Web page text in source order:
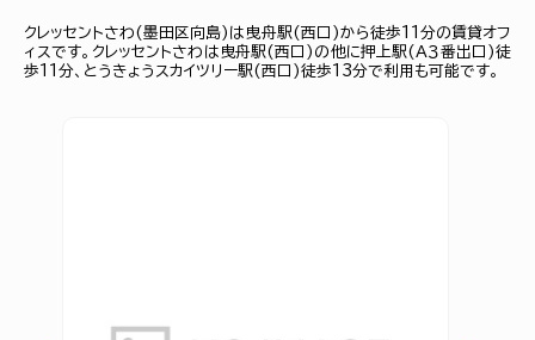
クレッセントさわ(墨田区向島)は曳舟駅(西口)から徒歩11分の賃貸オフ
ィスです。クレッセントさわは曳舟駅(西口)の他に押上駅(Ａ３番出口)徒
歩11分、とうきょうスカイツリー駅(西口)徒歩13分で利用も可能です。